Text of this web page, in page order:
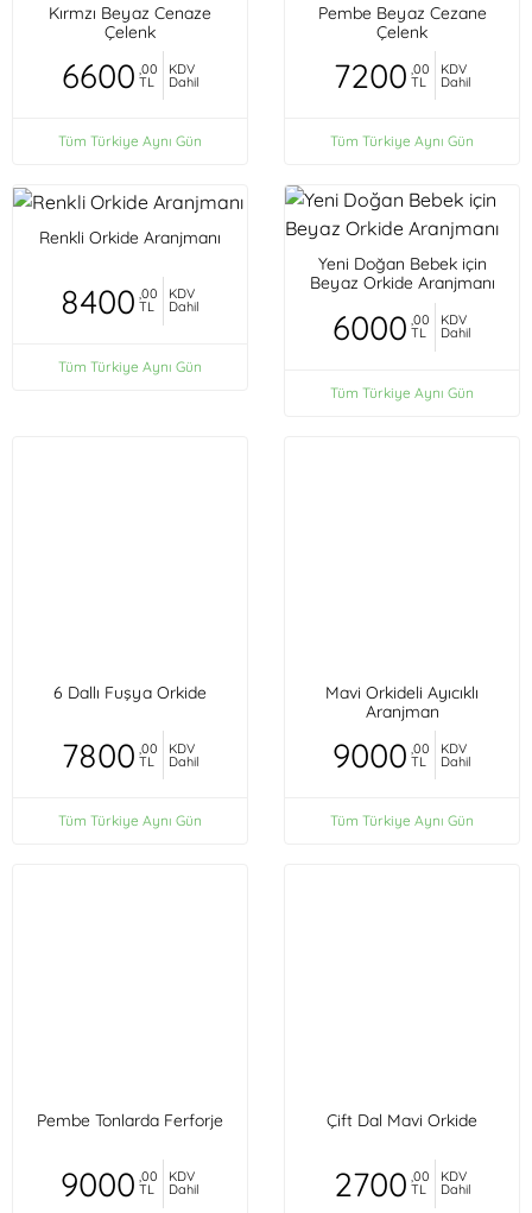
Kırmzı Beyaz Cenaze
Çelenk
6600 ,00
TL
KDV
Dahil
Tüm Türkiye Aynı Gün
Pembe Beyaz Cezane
Çelenk
7200 ,00
TL
KDV
Dahil
Tüm Türkiye Aynı Gün
Renkli Orkide Aranjmanı
8400 ,00
TL
KDV
Dahil
Tüm Türkiye Aynı Gün
Yeni Doğan Bebek için
Beyaz Orkide Aranjmanı
6000 ,00
TL
KDV
Dahil
Tüm Türkiye Aynı Gün
6 Dallı Fuşya Orkide
7800 ,00
TL
KDV
Dahil
Tüm Türkiye Aynı Gün
Mavi Orkideli Ayıcıklı
Aranjman
9000 ,00
TL
KDV
Dahil
Tüm Türkiye Aynı Gün
Pembe Tonlarda Ferforje
9000 ,00
TL
KDV
Dahil
Çift Dal Mavi Orkide
2700 ,00
TL
KDV
Dahil